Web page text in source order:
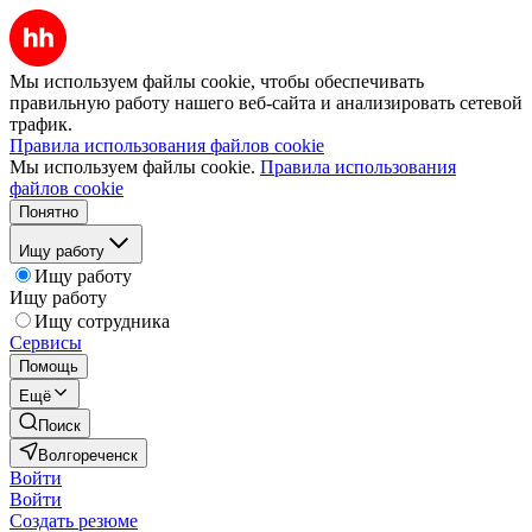
Мы используем файлы cookie, чтобы обеспечивать
правильную работу нашего веб-сайта и анализировать сетевой
трафик.
Правила использования файлов cookie
Мы используем файлы cookie. Правила использования
файлов cookie
Понятно
Ищу работу
Ищу работу
Ищу работу
Ищу сотрудника
Сервисы
Помощь
Ещё
Поиск
Волгореченск
Войти
Войти
Создать резюме